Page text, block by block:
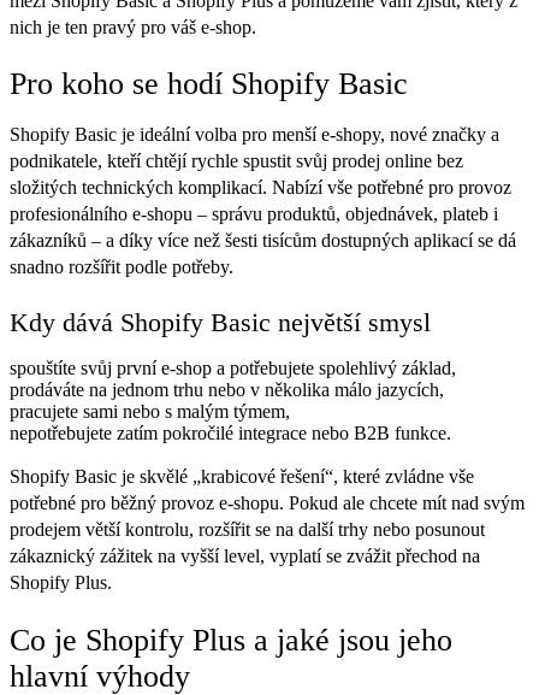
nich je ten pravý pro váš e-shop.
Pro koho se hodí Shopify Basic
Shopify Basic je ideální volba pro menší e-shopy, nové značky a
podnikatele, kteří chtějí rychle spustit svůj prodej online bez
složitých technických komplikací. Nabízí vše potřebné pro provoz
profesionálního e-shopu – správu produktů, objednávek, plateb i
zákazníků – a díky více než šesti tisícům dostupných aplikací se dá
snadno rozšířit podle potřeby.
Kdy dává Shopify Basic největší smysl
spouštíte svůj první e-shop a potřebujete spolehlivý základ,
prodáváte na jednom trhu nebo v několika málo jazycích,
pracujete sami nebo s malým týmem,
nepotřebujete zatím pokročilé integrace nebo B2B funkce.
Shopify Basic je skvělé „krabicové řešení“, které zvládne vše
potřebné pro běžný provoz e-shopu. Pokud ale chcete mít nad svým
prodejem větší kontrolu, rozšířit se na další trhy nebo posunout
zákaznický zážitek na vyšší level, vyplatí se zvážit přechod na
Shopify Plus.
Co je Shopify Plus a jaké jsou jeho
hlavní výhody